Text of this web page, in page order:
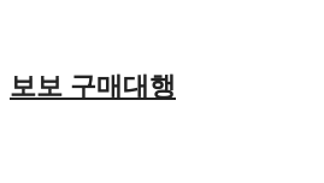
보보 구매대행